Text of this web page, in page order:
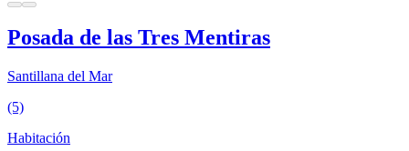
Posada de las Tres Mentiras
Santillana del Mar
(5)
Habitación